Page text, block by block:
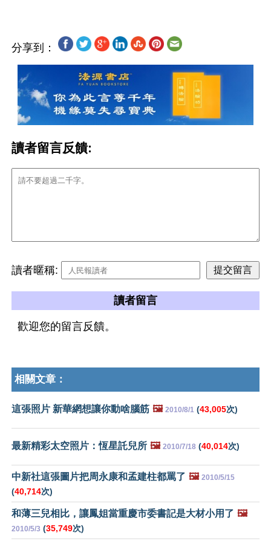
分享到：
讀者留言反饋:
讀者暱稱:
讀者留言
歡迎您的留言反饋。
相關文章：
這張照片 新華網想讓你動啥腦筋 🖼️ 2010/8/1 (43,005次)
最新精彩太空照片：恆星託兒所 🖼️ 2010/7/18 (40,014次)
中新社這張圖片把周永康和孟建柱都罵了 🖼️ 2010/5/15
(40,714次)
和薄三兒相比，讓鳳姐當重慶市委書記是大材小用了 🖼️
2010/5/3 (35,749次)